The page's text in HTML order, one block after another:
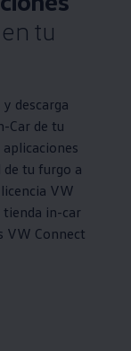
tu
descarga
Car de tu
de tu furgo a
VW
tienda in-car
VW Connect